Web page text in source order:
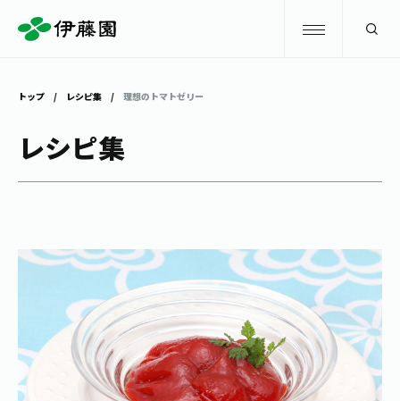
健康ミネラルむぎ茶
TULLY'S COFFEE
お茶を知る・楽しむ
お茶を知る・楽しむ
お茶を楽しむ
お茶のいれ方
体験・イベント
体験・イベント
見学・体験
店舗・通販
トップ レシピ集 理想のトマトゼリー
レシピ集